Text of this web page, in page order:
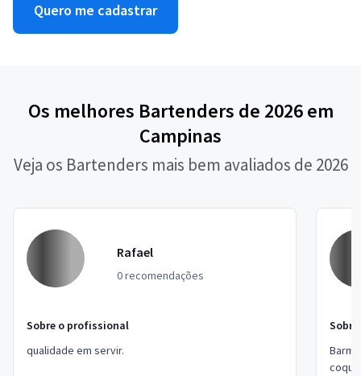
Quero me cadastrar
Os melhores Bartenders de 2026 em
Campinas
Veja os Bartenders mais bem avaliados de 2026
Rafael
0 recomendações
Sobre o profissional
qualidade em servir.